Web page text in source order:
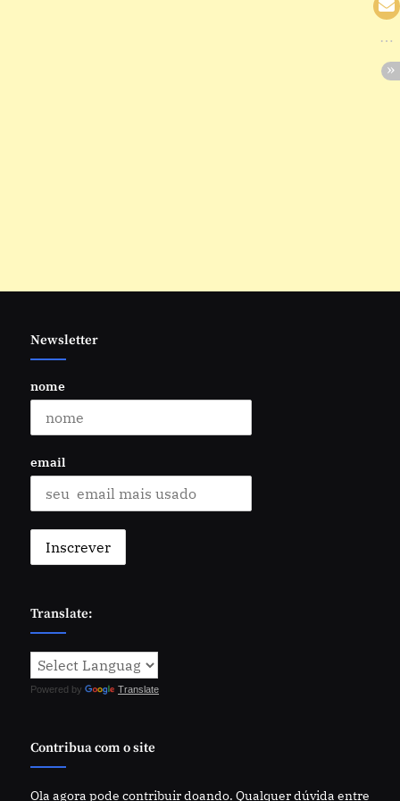
Newsletter
nome
email
Translate:
Powered by Translate
Contribua com o site
Ola agora pode contribuir doando. Qualquer dúvida entre